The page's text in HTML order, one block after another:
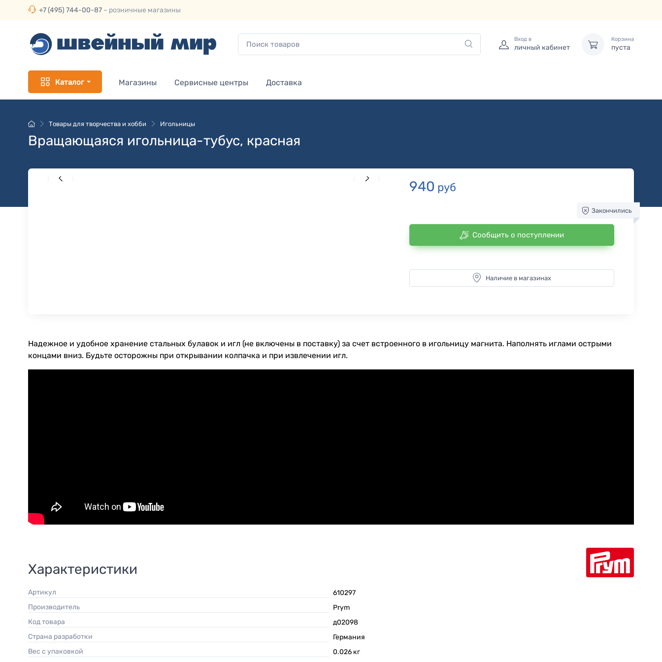
+7 (495) 744-00-87 – розничные магазины
Вход в
личный кабинет
Корзина
пуста
Каталог Магазины Сервисные центры Доставка
Товары для творчества и хобби Игольницы
Вращающаяся игольница-тубус, красная
940 руб
Закончились
Сообщить о поступлении
Наличие в магазинах
Надежное и удобное хранение стальных булавок и игл (не включены в поставку) за счет встроенного в игольницу магнита. Наполнять иглами острыми
концами вниз. Будьте осторожны при открывании колпачка и при извлечении игл.
Характеристики
Артикул
610297
Производитель
Prym
Код товара
д02098
Страна разработки
Германия
Вес с упаковкой
0.026 кг